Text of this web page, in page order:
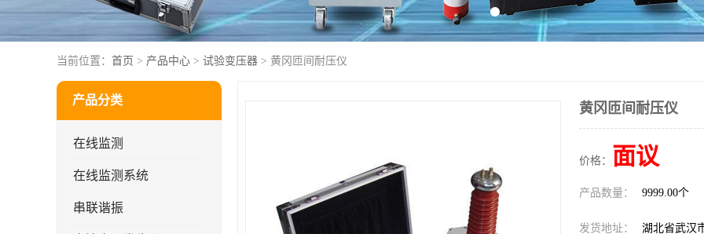
当前位置： 首页 > 产品中心 > 试验变压器 > 黄冈匝间耐压仪
产品分类
在线监测
在线监测系统
串联谐振
黄冈匝间耐压仪
价格： 面议
产品数量： 9999.00个
发货地址： 湖北省武汉